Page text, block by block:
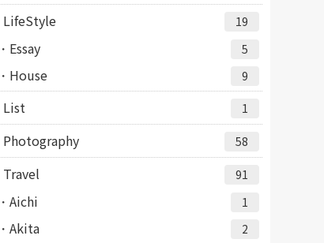
LifeStyle 19
Essay 5
House 9
List 1
Photography 58
Travel 91
Aichi 1
Akita 2